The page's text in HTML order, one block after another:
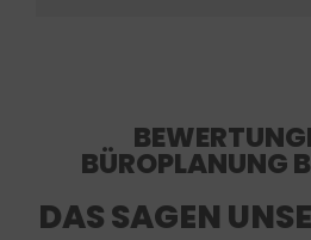
BÜROPLANUNG
DAS SAGEN